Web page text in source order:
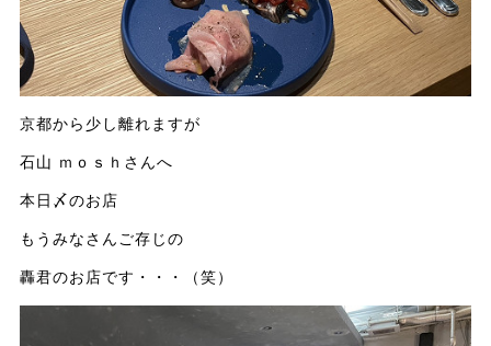
京都から少し離れますが
石山 ｍｏｓｈさんへ
本日〆のお店
もうみなさんご存じの
轟君のお店です・・・（笑）